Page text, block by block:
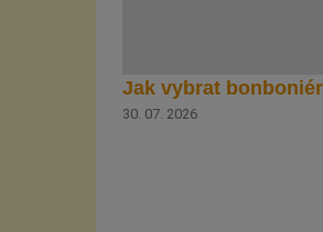
Jak vybrat
30. 07. 2026